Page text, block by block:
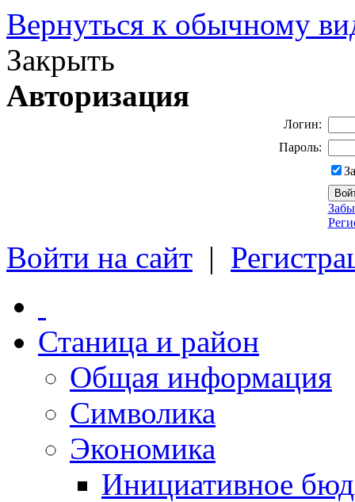
Вернуться к обычному
Закрыть
Авторизация
Логин:
Пароль:
Войти на сайт |
Станица и район
Общая информация
Символика
Экономика
Инициативное